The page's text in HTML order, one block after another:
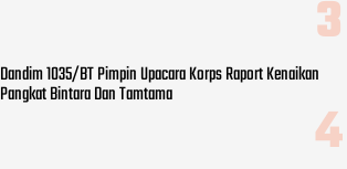
Dandim 1035/BT Pimpin Upacara Korps Raport Kenaikan
Pangkat Bintara Dan Tamtama